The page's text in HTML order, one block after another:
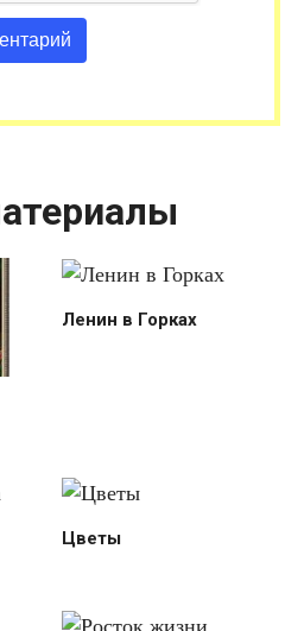
Ленин в Горках
Цветы